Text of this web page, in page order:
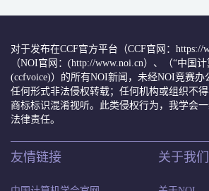
对于发布在CCF官方平台（CCF官网：https://
（NOI官网：(http://www.noi.cn）、（“中国
(ccfvoice)）的所有NOI新闻，未经NOI竞赛办
任何形式非法侵权转载；任何机构或组织不
商标标识混淆视听。此类侵权行为，我学会
法律责任。
友情链接 关于我们